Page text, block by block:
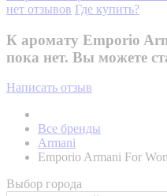
нет отзывов Где купить?
К аромату Emporio
пока нет. Вы можете
Написать отзыв
Все бренды
Armani
Emporio Armani For
Выбор города